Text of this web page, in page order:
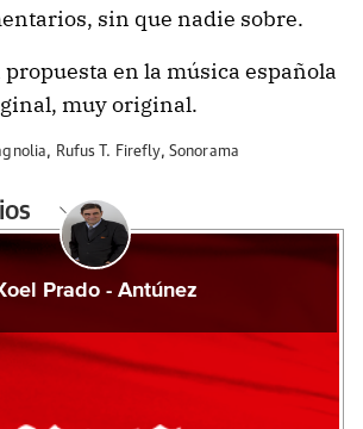
sin que nadie sobre.
en la música española
muy original.
, Rufus T. Firefly, Sonorama
Prado - Antúnez